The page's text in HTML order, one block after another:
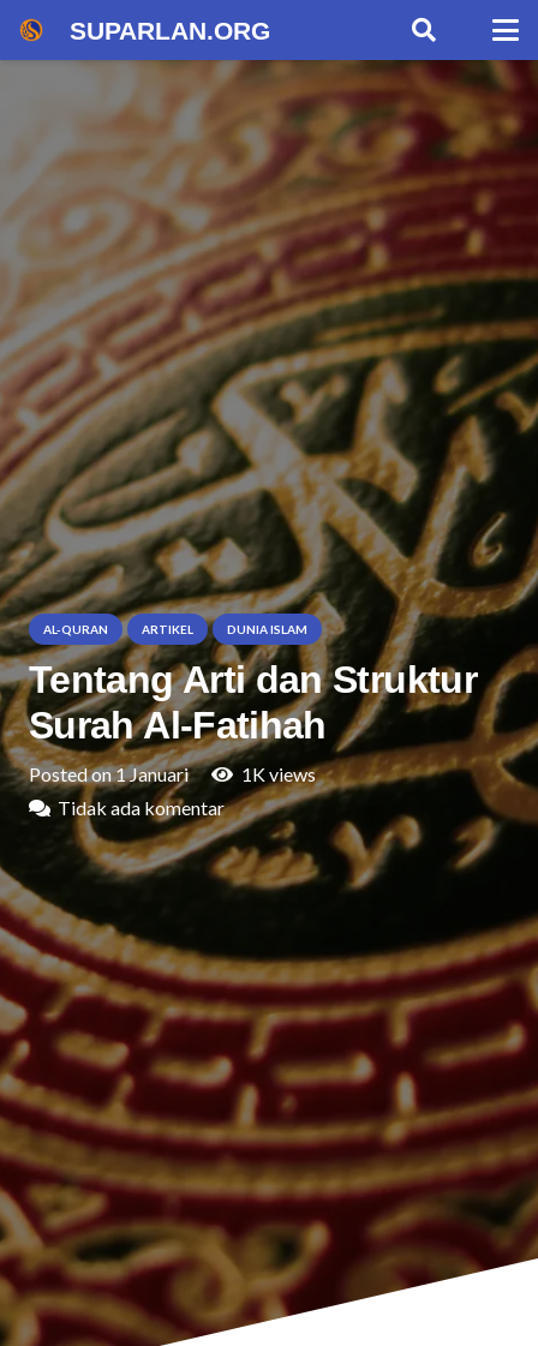
SUPARLAN.ORG
AL-QURAN ARTIKEL DUNIA ISLAM
Tentang Arti dan Struktur
Surah Al-Fatihah
Posted on1 Januari 1Kviews
Tidak ada komentar